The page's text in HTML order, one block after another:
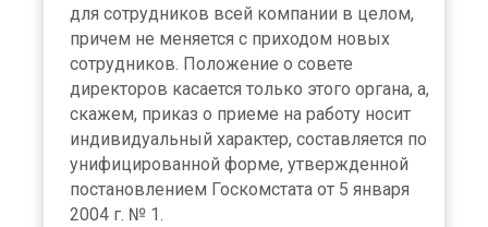
для сотрудников всей компании в целом,
причем не меняется с приходом новых
сотрудников. Положение о совете
директоров касается только этого органа, а,
скажем, приказ о приеме на работу носит
индивидуальный характер, составляется по
унифицированной форме, утвержденной
постановлением Госкомстата от 5 января
2004 г. № 1.